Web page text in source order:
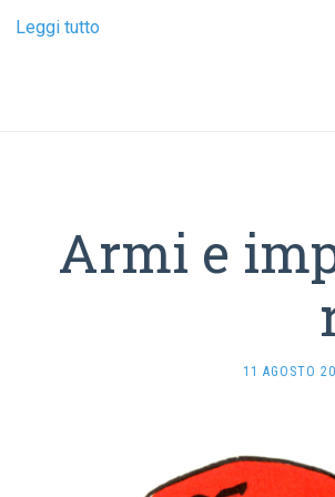
Leggi tutto
Armi e
11 AGOSTO